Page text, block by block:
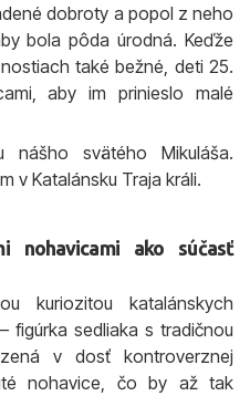
dobroty a popol z neho
bola pôda úrodná. Keďže
také bežné, deti 25.
aby im prinieslo malé
svätého Mikuláša.
v Katalánsku Traja králi.
nohavicami ako súčasť
kuriozitou katalánskych
figúrka sedliaka s tradičnou
v dosť kontroverznej
nohavice, čo by až tak